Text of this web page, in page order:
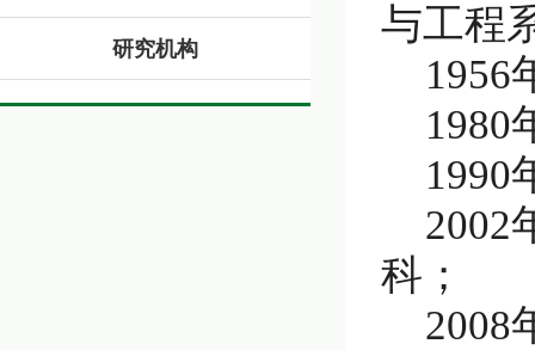
研究机构
与工程
1956
1980
1990
2002
科；
2008